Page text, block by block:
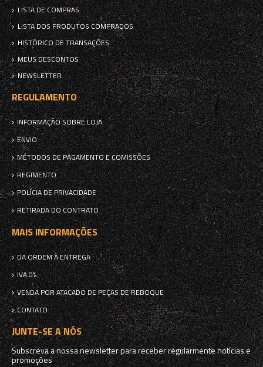
LISTA DE COMPRAS
LISTA DOS PRODUTOS COMPRADOS
HISTÓRICO DE TRANSAÇÕES
MEUS DESCONTOS
NEWSLETTER
REGULAMENTO
INFORMAÇÃO SOBRE LOJA
ENVIO
MÉTODOS DE PAGAMENTO E COMISSÕES
REGIMENTO
POLÍCIA DE PRIVACIDADE
RETIRADA DO CONTRATO
MAIS INFORMAÇÕES
DA ORDEM À ENTREGA
IVA 0%
VENDA POR ATACADO DE PEÇAS DE REBOQUE
CONTATO
JUNTE-SE A NÓS
Subscreva a nossa newsletter para receber regularmente notícias e
promoções